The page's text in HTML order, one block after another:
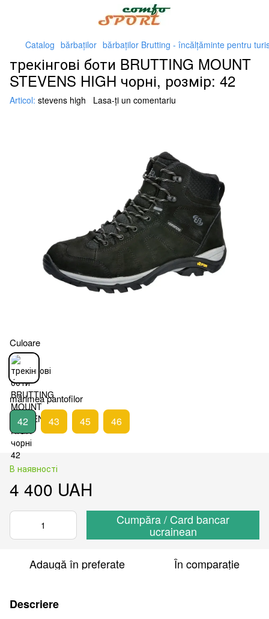
Catalog bărbaţilor bărbaţilor Brutting - încălțăminte pentru
трекінгові боти BRUTTING MOUNT
STEVENS HIGH чорні, розмір: 42
Articol: stevens high Lasa-ți un comentariu
Culoare
mărimea pantofilor
42 43 45 46
В наявності
4 400 UAH
Cumpăra / Card bancar
ucrainean
Adaugă în preferate În comparație
Descriere